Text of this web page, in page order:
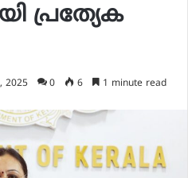
പ്രത്യേക
2025 0 6 1 minute read